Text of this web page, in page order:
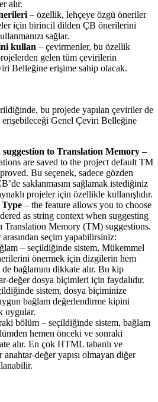
alır.
– özellik, lehçeye özgü öneriler
için birincil dilden ÇB önerilerini
sağlar.
kullan – çevirmenler, bu özellik
gelen tüm çevirilerin
Belleğine erişime sahip olacak.
bu projede yapılan çeviriler de
Genel Çeviri Belleğine
suggestion to Translation Memory –
are saved to the project default TM
Bu seçenek, sadece gözden
saklanmasını sağlamak istediğiniz
projeler için özellikle kullanışlıdır.
– the feature allows you to choose
as string context when suggesting
Translation Memory (TM) suggestions.
seçim yapabilirsiniz:
– seçildiğinde sistem, Mükemmel
önermek için dizgilerin hem
de bağlamını dikkate alır. Bu kip
değer dosya biçimleri için faydalıdır.
sistem, dosya biçiminize
bağlam değerlendirme kipini
uygular.
bölüm – seçildiğinde sistem, bağlam
hemen önceki ve sonraki
alır. En çok HTML tabanlı ve
anahtar-değer yapısı olmayan diğer